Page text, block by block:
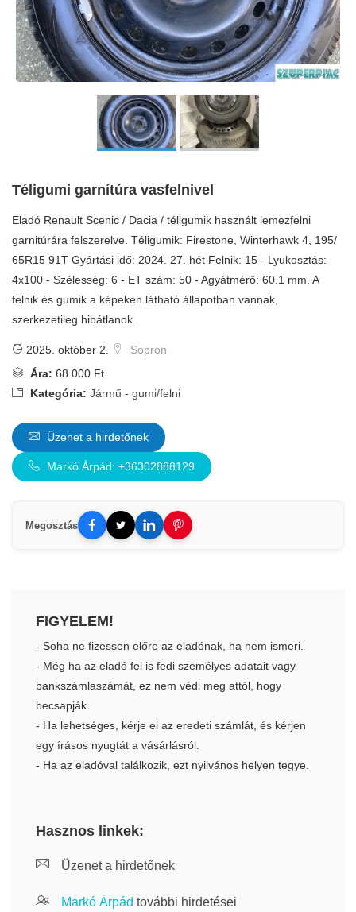
Téligumi garnítúra vasfelnivel
Eladó Renault Scenic / Dacia / téligumik használt lemezfelni
garnitúrára felszerelve. Téligumik: Firestone, Winterhawk 4, 195/
65R15 91T Gyártási idő: 2024. 27. hét Felnik: 15 - Lyukosztás:
4x100 - Szélesség: 6 - ET szám: 50 - Agyátmérő: 60.1 mm. A
felnik és gumik a képeken látható állapotban vannak,
szerkezetileg hibátlanok.
2025. október 2.
Sopron
Ára: 68.000 Ft
Kategória: Jármű - gumi/felni
Üzenet a hirdetőnek
Markó Árpád: +36302888129
Megosztás
FIGYELEM!
- Soha ne fizessen előre az eladónak, ha nem ismeri.
- Még ha az eladó fel is fedi személyes adatait vagy
bankszámlaszámát, ez nem védi meg attól, hogy
becsapják.
- Ha lehetséges, kérje el az eredeti számlát, és kérjen
egy írásos nyugtát a vásárlásról.
- Ha az eladóval találkozik, ezt nyilvános helyen tegye.
Hasznos linkek:
Üzenet a hirdetőnek
Markó Árpád további hirdetései